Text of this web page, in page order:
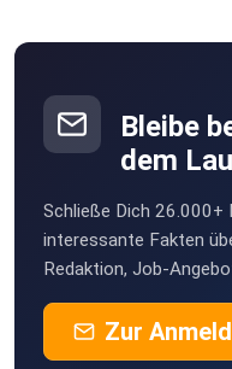
Bleibe
dem
Schließe Dich 26.000+
interessante Fakten
Redaktion, Job-
Zur